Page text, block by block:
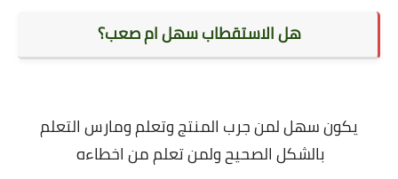
هل الاستقطاب سهل ام صعب؟
يكون سهل لمن جرب المنتج وتعلم ومارس التعلم
بالشكل الصحيحولمن تعلم من اخطاءه